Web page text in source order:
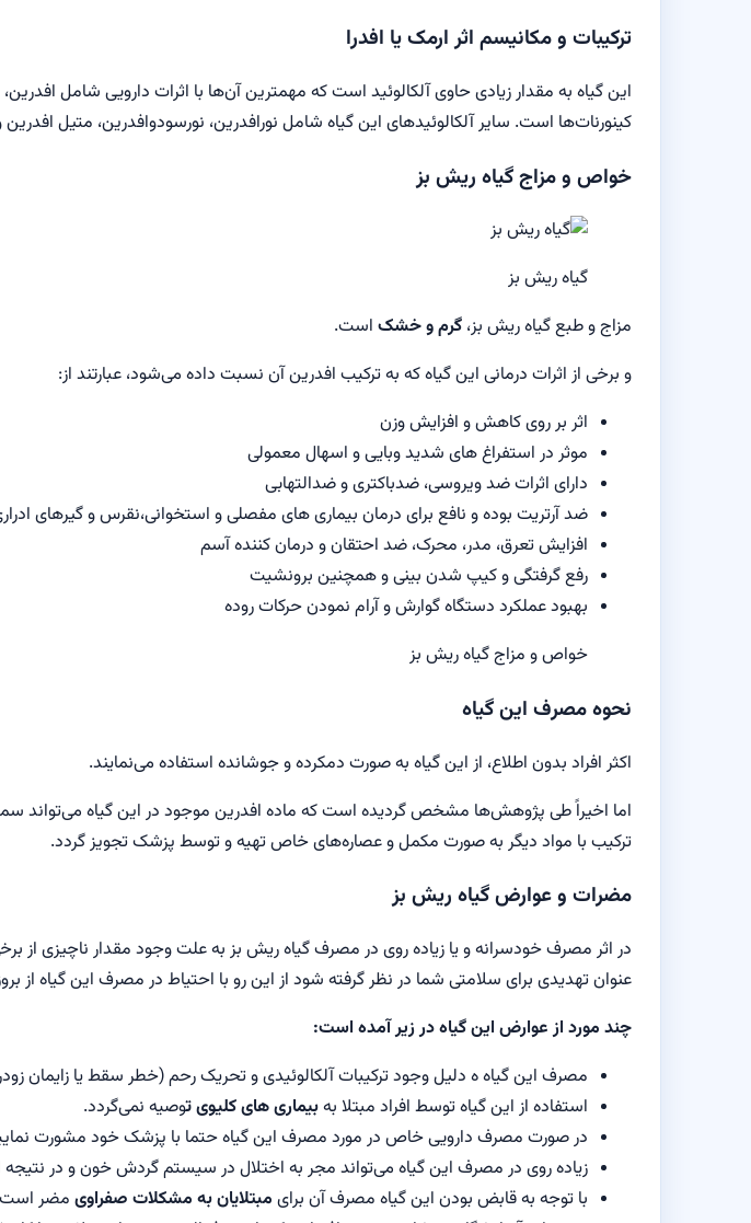
ترکیبات و مکانیسم اثر ارمک یا افدرا
این گیاه به مقدار زیادی حاوی آلکالوئید است که مهمترین آن‌ها با اثرات دارویی شامل
کینورنات‌ها است. سایر آلکالوئیدهای این گیاه شامل نورافدرین، نورسودوافدرین، متیل
خواص و مزاج گیاه ریش بز
گیاه ریش بز
مزاج و طبع گیاه ریش بز، گرم و خشک است.
و برخی از اثرات درمانی این گیاه که به ترکیب افدرین آن نسبت داده می‎‌شود، عبارتند از:
اثر بر روی کاهش و افزایش وزن
موثر در استفراغ های شدید وبایی و اسهال معمولی
دارای اثرات ضد ویروسی، ضدباکتری و ضدالتهابی
ضد آرتریت بوده و نافع برای درمان بیماری‌ های مفصلی و استخوانی،نقرس و گیرهای
افزایش تعرق، مدر، محرک، ضد احتقان و درمان کننده آسم
رفع گرفتگی و کیپ شدن بینی و همچنین برونشیت
بهبود عملکرد دستگاه گوارش و آرام نمودن حرکات روده
خواص و مزاج گیاه ریش بز
نحوه مصرف این گیاه
اکثر افراد بدون اطلاع، از این گیاه به صورت دمکرده و جوشانده استفاده می‎‌نمایند.
اما اخیراً طی پژوهش‌ها مشخص گردیده است که ماده افدرین موجود در این گیاه می‌تواند
ترکیب با مواد دیگر به صورت مکمل و عصاره‌های خاص تهیه و توسط پزشک تجویز گردد.
مضرات و عوارض گیاه ریش بز
در اثر مصرف خودسرانه و یا زیاده روی در مصرف گیاه ریش بز به علت وجود مقدار ناچیزی
عنوان تهدیدی برای سلامتی شما در نظر گرفته شود از این رو با احتیاط در مصرف این گیاه از
چند مورد از عوارض این گیاه در زیر آمده است:
مصرف این گیاه ه دلیل وجود ترکیبات آلکالوئیدی و تحریک رحم (خطر سقط یا زایمان
استفاده از این گیاه توسط افراد مبتلا بهبیماری‌ های کلیوی توصیه نمی‌گردد.
در صورت مصرف دارویی خاص در مورد مصرف این گیاه حتما با پزشک خود مشورت
زیاده روی در مصرف این گیاه می‌تواند مجر به اختلال در سیستم گردش خون و در نتیجه
با توجه به قابض بودن این گیاه مصرف آن برای مبتلایان به مشکلات صفراویمضر